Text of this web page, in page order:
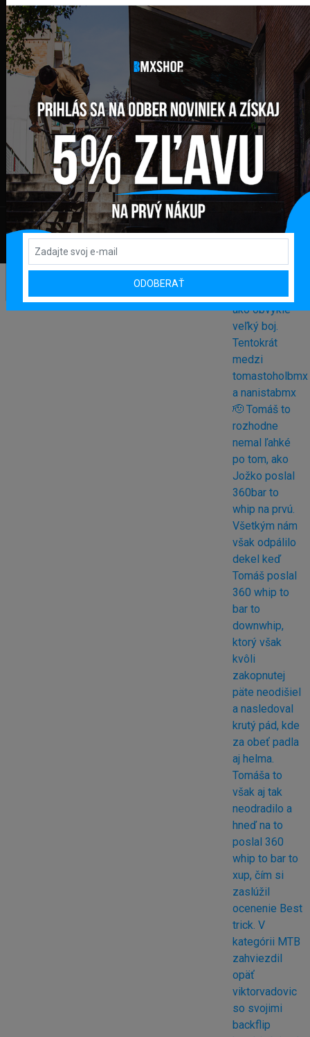
SLEDUJTE NÁS
ODOBERAŤ NOVINKY NA E-MAIL
ODOBERAŤ
© Všetky práva vyhradené pre GLOBAL DIAMONDS s.r.o.
Prenájom e-shopu
ODOBERAŤ